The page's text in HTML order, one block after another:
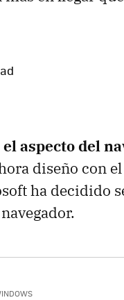
aspecto del
diseño con el
ha decidido